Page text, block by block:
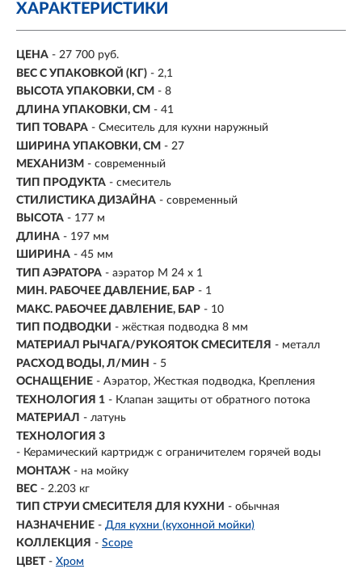
ХАРАКТЕРИСТИКИ
ЦЕНА - 27 700 руб.
ВЕС С УПАКОВКОЙ (КГ) - 2,1
ВЫСОТА УПАКОВКИ, СМ - 8
ДЛИНА УПАКОВКИ, СМ - 41
ТИП ТОВАРА - Смеситель для кухни наружный
ШИРИНА УПАКОВКИ, СМ - 27
МЕХАНИЗМ - современный
ТИП ПРОДУКТА - смеситель
СТИЛИСТИКА ДИЗАЙНА - современный
ВЫСОТА - 177 м
ДЛИНА - 197 мм
ШИРИНА - 45 мм
ТИП АЭРАТОРА - аэратор М 24 х 1
МИН. РАБОЧЕЕ ДАВЛЕНИЕ, БАР - 1
МАКС. РАБОЧЕЕ ДАВЛЕНИЕ, БАР - 10
ТИП ПОДВОДКИ - жёсткая подводка 8 мм
МАТЕРИАЛ РЫЧАГА/РУКОЯТОК СМЕСИТЕЛЯ - металл
РАСХОД ВОДЫ, Л/МИН - 5
ОСНАЩЕНИЕ - Аэратор, Жесткая подводка, Крепления
ТЕХНОЛОГИЯ 1 - Клапан защиты от обратного потока
МАТЕРИАЛ - латунь
ТЕХНОЛОГИЯ 3
- Керамический картридж с ограничителем горячей воды
МОНТАЖ - на мойку
ВЕС - 2.203 кг
ТИП СТРУИ СМЕСИТЕЛЯ ДЛЯ КУХНИ - обычная
НАЗНАЧЕНИЕ - Для кухни (кухонной мойки)
КОЛЛЕКЦИЯ - Scope
ЦВЕТ - Хром